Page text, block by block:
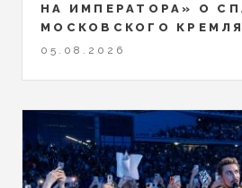
НА ИМПЕРАТОРА» О
МОСКОВСКОГО КРЕМЛЯ
05.08.2026